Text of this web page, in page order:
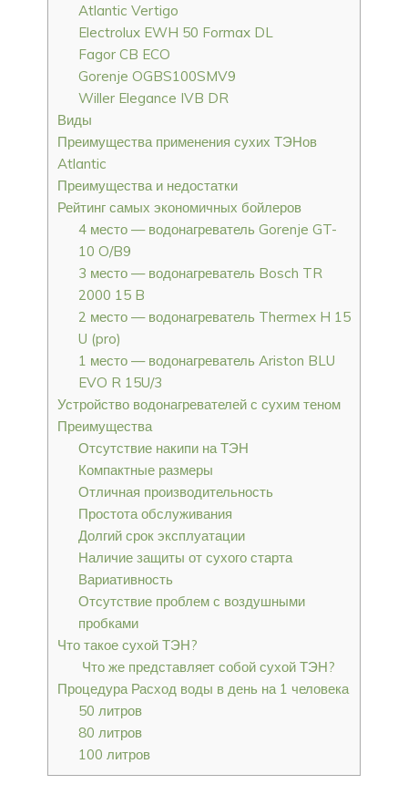
Atlantic Vertigo
Electrolux EWH 50 Formax DL
Fagor CB ECO
Gorenje OGBS100SMV9
Willer Elegance IVB DR
Виды
Преимущества применения сухих ТЭНов
Atlantic
Преимущества и недостатки
Рейтинг самых экономичных бойлеров
4 место — водонагреватель Gorenje GT-
10 O/B9
3 место — водонагреватель Bosch TR
2000 15 B
2 место — водонагреватель Thermex H 15
U (pro)
1 место — водонагреватель Ariston BLU
EVO R 15U/3
Устройство водонагревателей с сухим теном
Преимущества
Отсутствие накипи на ТЭН
Компактные размеры
Отличная производительность
Простота обслуживания
Долгий срок эксплуатации
Наличие защиты от сухого старта
Вариативность
Отсутствие проблем с воздушными
пробками
Что такое сухой ТЭН?
Что же представляет собой сухой ТЭН?
Процедура Расход воды в день на 1 человека
50 литров
80 литров
100 литров